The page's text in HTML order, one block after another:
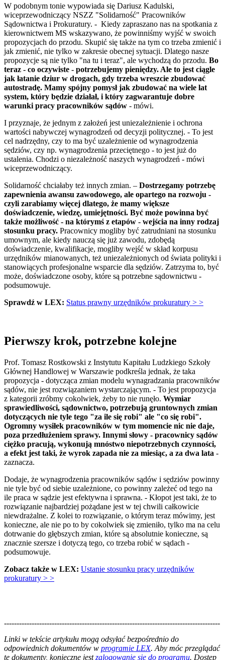
W podobnym tonie wypowiada się Dariusz Kadulski,
wiceprzewodniczący NSZZ "Solidarność" Pracowników
Sądownictwa i Prokuratury. - Kiedy zapraszano nas na spotkania z
kierownictwem MS wskazywano, że powinniśmy wyjść w swoich
propozycjach do przodu. Skupić się także na tym co trzeba zmienić i
jak zmienić, nie tylko w zakresie obecnej sytuacji. Dlatego nasze
propozycje są nie tylko "na tu i teraz", ale wychodzą do przodu. Bo
teraz - co oczywiste - potrzebujemy pieniędzy. Ale to jest ciągle
jak łatanie dziur w drogach, gdy trzeba wreszcie zbudować
autostradę. Mamy spójny pomysł jak zbudować na wiele lat
system, który będzie działał, i który zagwarantuje dobre
warunki pracy pracowników sądów - mówi.
I przyznaje, że jednym z założeń jest uniezależnienie i ochrona
wartości nabywczej wynagrodzeń od decyzji politycznej. - To jest
cel nadrzędny, czy to ma być uzależnienie od wynagrodzenia
sędziów, czy np. wynagrodzenia przeciętnego - to jest już do
ustalenia. Chodzi o niezależność naszych wynagrodzeń - mówi
wiceprzewodniczący.
Solidarność chciałaby też innych zmian. – Dostrzegamy potrzebę
zapewnienia awansu zawodowego, ale opartego na rozwoju -
czyli zarabiamy więcej dlatego, że mamy większe
doświadczenie, wiedzę, umiejętności. Być może powinna być
także możliwość - na którymś z etapów - wejścia na inny rodzaj
stosunku pracy. Pracownicy mogliby być zatrudniani na stosunku
umownym, ale kiedy nauczą się już zawodu, zdobędą
doświadczenie, kwalifikacje, mogliby wejść w skład korpusu
urzędników mianowanych, też uniezależnionych od świata polityki i
stanowiących profesjonalne wsparcie dla sędziów. Zatrzyma to, być
może, doświadczone osoby, które są potrzebne sądownictwu -
podsumowuje.
Sprawdź w LEX: Status prawny urzędników prokuratury > >
Pierwszy krok, potrzebne kolejne
Prof. Tomasz Rostkowski z Instytutu Kapitału Ludzkiego Szkoły
Głównej Handlowej w Warszawie podkreśla jednak, że taka
propozycja - dotycząca zmian modelu wynagradzania pracowników
sądów, nie jest rozwiązaniem wystarczającym. - To jest propozycja
z kategorii zróbmy cokolwiek, żeby to nie runęło. Wymiar
sprawiedliwości, sądownictwo, potrzebują gruntownych zmian
dotyczących nie tyle tego "za ile się robi" ale "co się robi".
Ogromny wysiłek pracowników w tym momencie nic nie daje,
poza przedłużeniem sprawy. Innymi słowy - pracownicy sądów
ciężko pracują, wykonują mnóstwo niepotrzebnych czynności,
a efekt jest taki, że wyrok zapada nie za miesiąc, a za dwa lata -
zaznacza.
Dodaje, że wynagrodzenia pracowników sądów i sędziów powinny
nie tyle być od siebie uzależnione, co powinny zależeć od tego na
ile praca w sądzie jest efektywna i sprawna. - Kłopot jest taki, że to
rozwiązanie najbardziej pożądane jest w tej chwili całkowicie
niewdrażalne. Z kolei to rozwiązanie, o którym teraz mówimy, jest
konieczne, ale nie po to by cokolwiek się zmieniło, tylko ma na celu
dotrwanie do głębszych zmian, które są absolutnie konieczne, są
znacznie szersze i dotyczą tego, co trzeba robić w sądach -
podsumowuje.
Zobacz także w LEX: Ustanie stosunku pracy urzędników
prokuratury > >
--------------------------------------------------------------------------------------
Linki w tekście artykułu mogą odsyłać bezpośrednio do
odpowiednich dokumentów w programie LEX. Aby móc przeglądać
te dokumenty, konieczne jestzalogowanie się do programu. Dostęp